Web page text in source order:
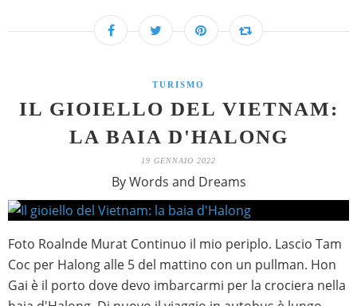
TURISMO
IL GIOIELLO DEL VIETNAM:
LA BAIA D'HALONG
19 GENNAIO 2022
By Words and Dreams
Foto Roalnde Murat Continuo il mio periplo. Lascio Tam
Coc per Halong alle 5 del mattino con un pullman. Hon
Gai è il porto dove devo imbarcarmi per la crociera nella